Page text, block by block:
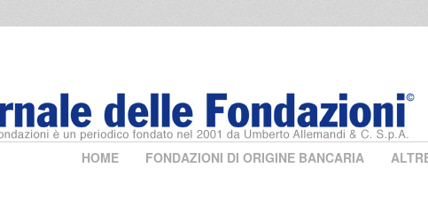
HOME FONDAZIONI DI ORIGINE BANCARIA